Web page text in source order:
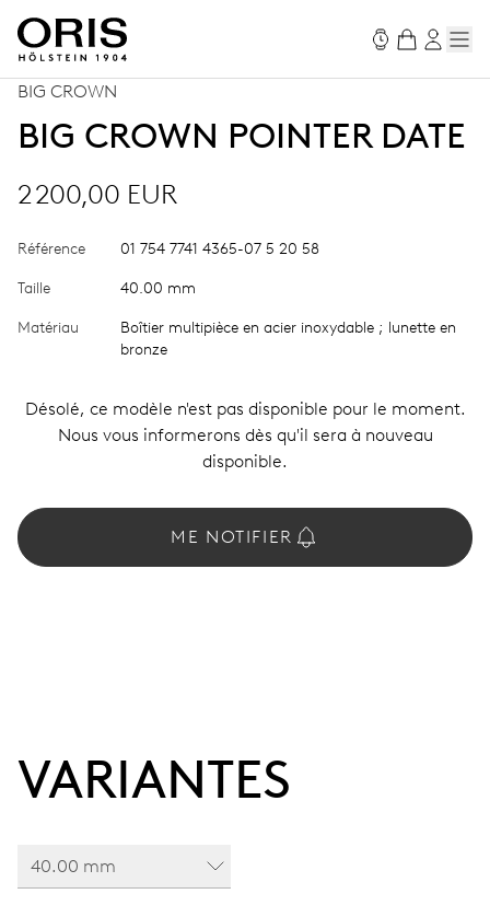
BIG CROWN
BIG CROWN POINTER DATE
2 200,00 EUR
Référence 01 754 7741 4365-07 5 20 58
Taille 40.00 mm
Matériau
Boîtier multipièce en acier inoxydable ; lunette en
bronze
Désolé, ce modèle n'est pas disponible pour le moment.
Nous vous informerons dès qu'il sera à nouveau
disponible.
ME NOTIFIER
VARIANTES
40.00 mm